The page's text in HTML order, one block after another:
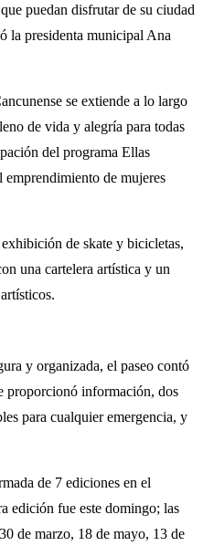
puedan disfrutar de su ciudad
la presidenta municipal Ana
se extiende a lo largo
de vida y alegría para todas
del programa Ellas
emprendimiento de mujeres
de skate y bicicletas,
una cartelera artística y un
y organizada, el paseo contó
proporcionó información, dos
para cualquier emergencia, y
de 7 ediciones en el
edición fue este domingo; las
de marzo, 18 de mayo, 13 de